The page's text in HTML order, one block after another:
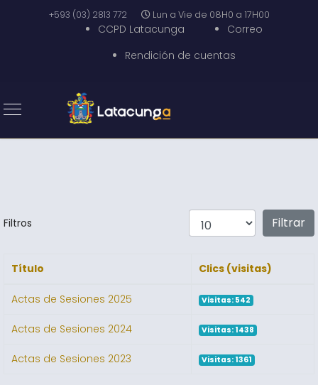
+593 (03) 2813 772 Lun a Vie de 08H0 a 17H00
CCPD Latacunga
Correo
Rendición de cuentas
Filtros Filtrar
Título Clics (visitas)
Actas de Sesiones 2025 Visitas: 542
Actas de Sesiones 2024 Visitas: 1438
Actas de Sesiones 2023 Visitas: 1361